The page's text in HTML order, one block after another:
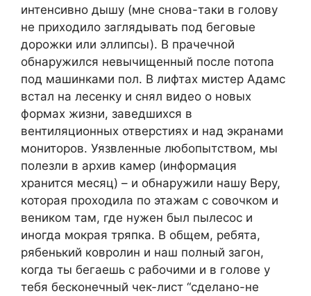
интенсивно дышу (мне снова-таки в голову
не приходило заглядывать под беговые
дорожки или эллипсы). В прачечной
обнаружился невычищенный после потопа
под машинками пол. В лифтах мистер Адамс
встал на лесенку и снял видео о новых
формах жизни, заведшихся в
вентиляционных отверстиях и над экранами
мониторов. Уязвленные любопытством, мы
полезли в архив камер (информация
хранится месяц) – и обнаружили нашу Веру,
которая проходила по этажам с совочком и
веником там, где нужен был пылесос и
иногда мокрая тряпка. В общем, ребята,
рябенький ковролин и наш полный загон,
когда ты бегаешь с рабочими и в голове у
тебя бесконечный чек-лист “сделано-не